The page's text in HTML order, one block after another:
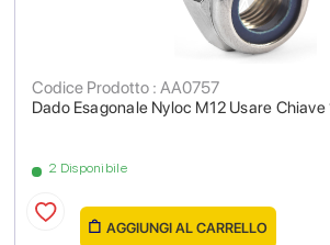
Dado Esagonale Nyloc M12 Usare Chiave
Codice Prodotto : AA0757
2 Disponibile
AGGIUNGI AL CARRELLO